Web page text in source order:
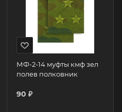
МФ-2-14 муфты кмф зел
полев полковник
90 ₽